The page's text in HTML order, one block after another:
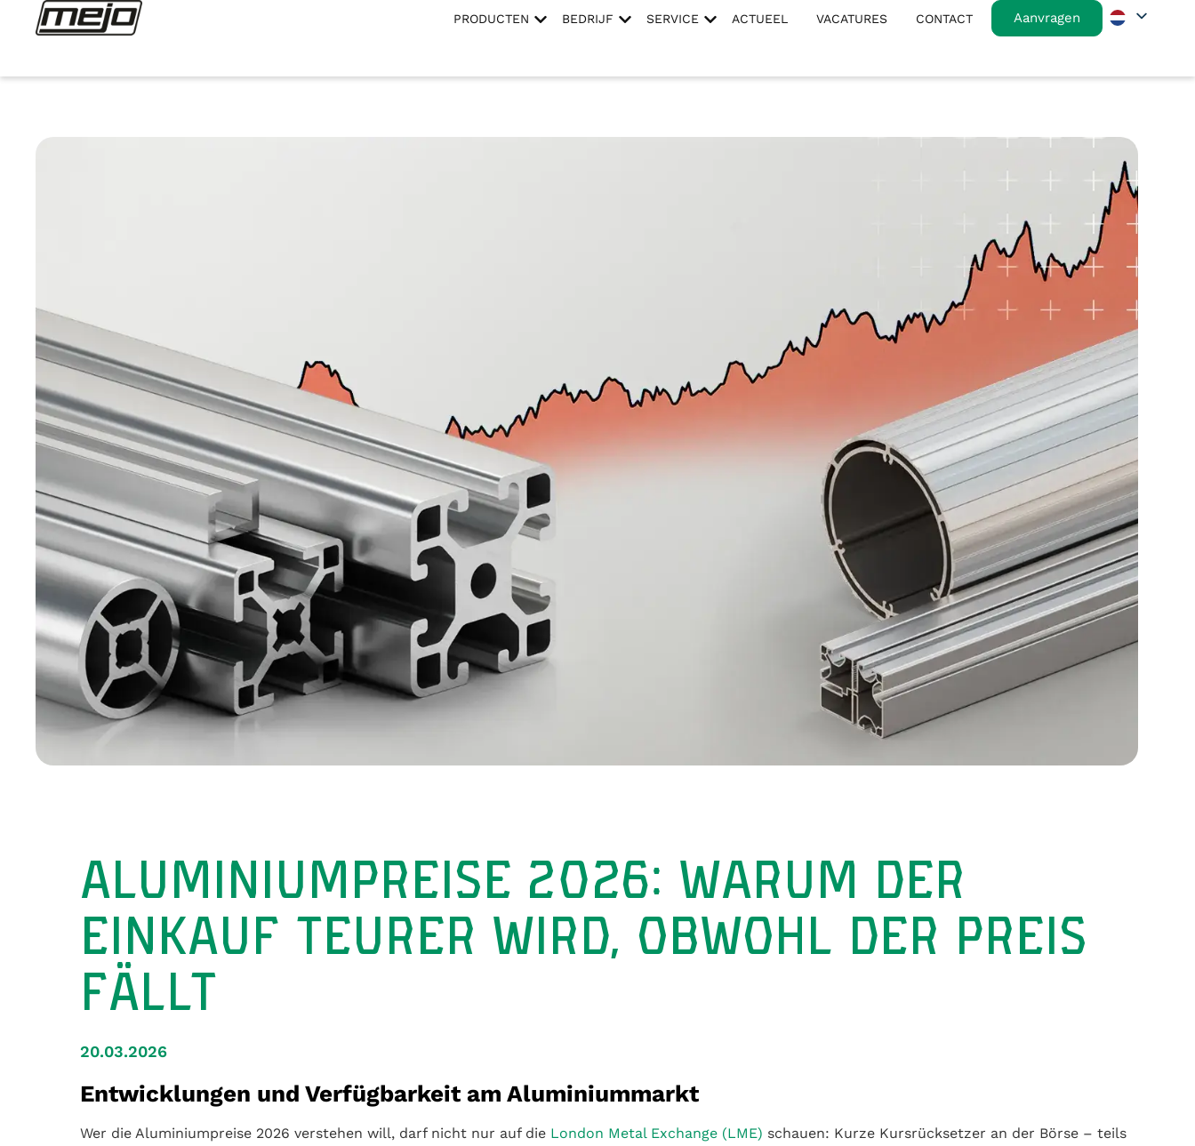
PRODUCTEN BEDRIJF SERVICE ACTUEEL VACATURES CONTACT Aanvragen
ALUMINIUMPREISE 2026: WARUM DER
EINKAUF TEURER WIRD, OBWOHL DER PREIS
FÄLLT
20.03.2026
Entwicklungen und Verfügbarkeit am Aluminiummarkt
Wer die Aluminiumpreise 2026 verstehen will, darf nicht nur auf die London Metal Exchange (LME) schauen: Kurze Kursrücksetzer an der Börse – teils